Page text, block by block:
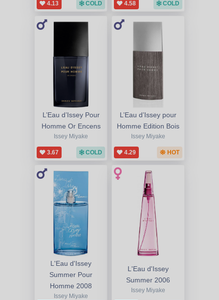
4.13 COLD 4.58 COLD
L’Eau d’Issey Pour
Homme Or Encens
Issey Miyake
3.67 COLD
L’Eau d’Issey pour
Homme Edition Bois
Issey Miyake
4.29 HOT
L'Eau d'Issey
Summer Pour
Homme 2008
Issey Miyake
L'Eau d'Issey
Summer 2006
Issey Miyake